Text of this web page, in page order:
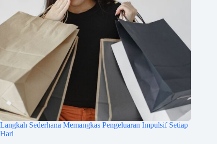
Langkah Sederhana Memangkas Pengeluaran Impulsif Setiap
Hari